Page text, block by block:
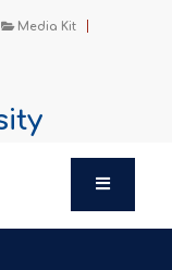
Media Kit